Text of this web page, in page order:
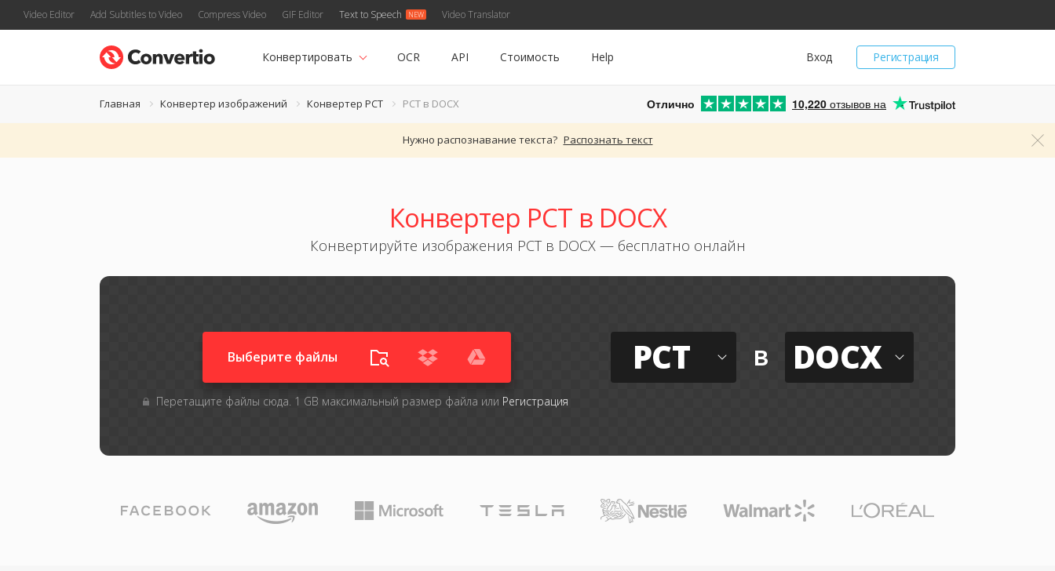
Video Editor Add Subtitles to Video Compress Video GIF Editor Text to Speech Video Translator
Регистрация
Вход
Конвертировать OCR API Стоимость Help
Главная Конвертер изображений Конвертер PCT PCT в DOCX Отлично 10,220 отзывов на
Нужно распознавание текста? Распознать текст
Конвертер PCT в DOCX
Конвертируйте изображения PCT в DOCX — бесплатно онлайн
Выберите файлы
Перетащите файлы сюда. 1 GB максимальный размер файла или Регистрация
PCT в DOCX